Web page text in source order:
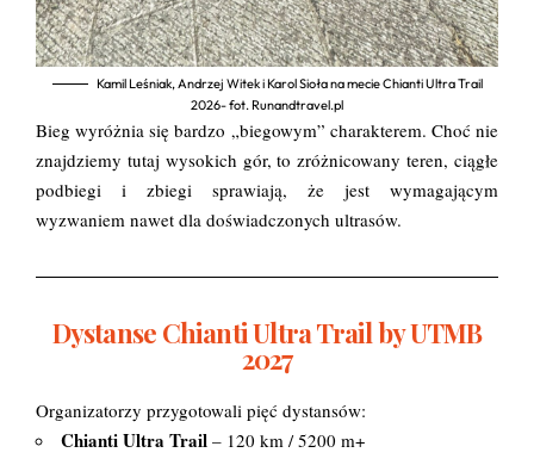
Kamil Leśniak, Andrzej Witek i Karol Sioła na mecie Chianti Ultra Trail
2026- fot. Runandtravel.pl
Bieg wyróżnia się bardzo „biegowym” charakterem. Choć nie
znajdziemy tutaj wysokich gór, to zróżnicowany teren, ciągłe
podbiegi i zbiegi sprawiają, że jest wymagającym
wyzwaniem nawet dla doświadczonych ultrasów.
Dystanse Chianti Ultra Trail by UTMB
2027
Organizatorzy przygotowali pięć dystansów:
Chianti Ultra Trail – 120 km / 5200 m+